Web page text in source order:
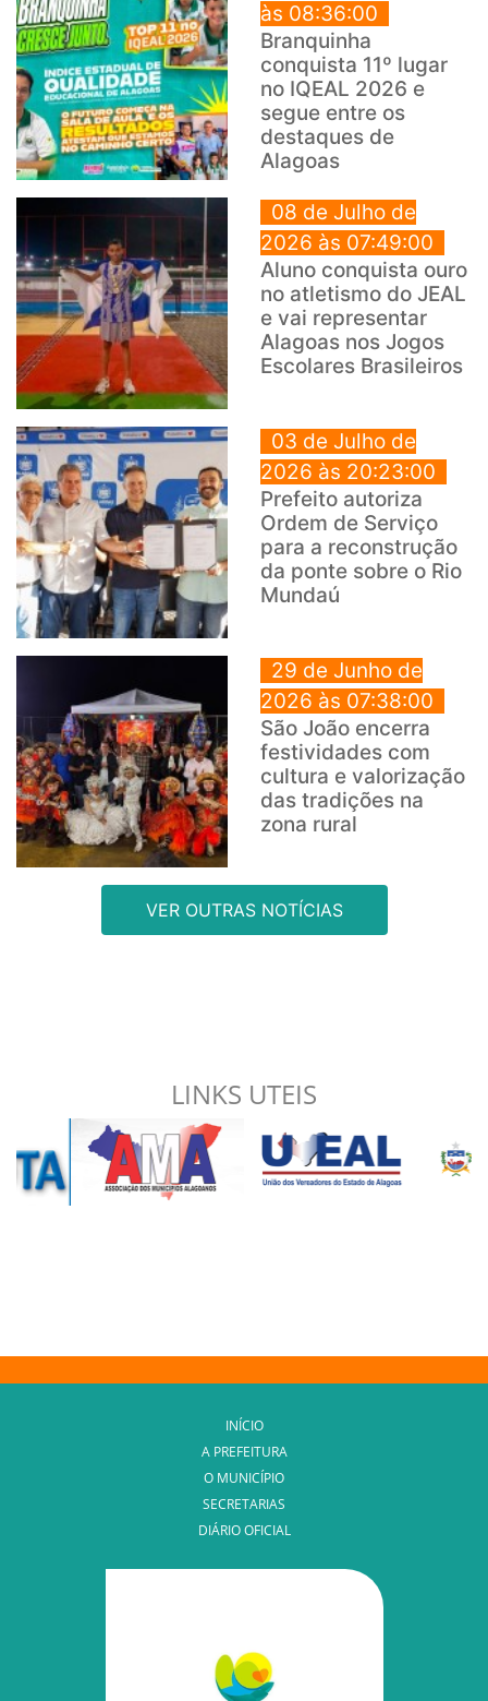
às 08:36:00
Branquinha
conquista 11º lugar
no IQEAL 2026 e
segue entre os
destaques de
Alagoas
08 de Julho de
2026 às 07:49:00
Aluno conquista ouro
no atletismo do JEAL
e vai representar
Alagoas nos Jogos
Escolares Brasileiros
03 de Julho de
2026 às 20:23:00
Prefeito autoriza
Ordem de Serviço
para a reconstrução
da ponte sobre o Rio
Mundaú
29 de Junho de
2026 às 07:38:00
São João encerra
festividades com
cultura e valorização
das tradições na
zona rural
VER OUTRAS NOTÍCIAS
LINKS UTEIS
INÍCIO
A PREFEITURA
O MUNICÍPIO
SECRETARIAS
DIÁRIO OFICIAL